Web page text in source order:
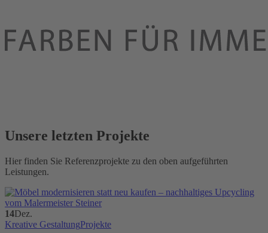
Unsere letzten Projekte
Hier finden Sie Referenzprojekte zu den oben aufgeführten
Leistungen.
14Dez.
Kreative GestaltungProjekte